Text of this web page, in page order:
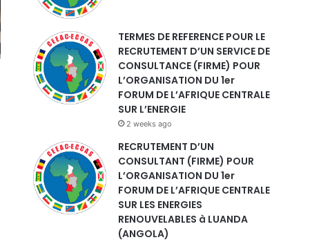
TERMES DE REFERENCE POUR LE
RECRUTEMENT D’UN SERVICE DE
CONSULTANCE (FIRME) POUR
L’ORGANISATION DU 1er
FORUM DE L’AFRIQUE CENTRALE
SUR L’ENERGIE
2 weeks ago
RECRUTEMENT D’UN
CONSULTANT (FIRME) POUR
L’ORGANISATION DU 1er
FORUM DE L’AFRIQUE CENTRALE
SUR LES ENERGIES
RENOUVELABLES à LUANDA
(ANGOLA)